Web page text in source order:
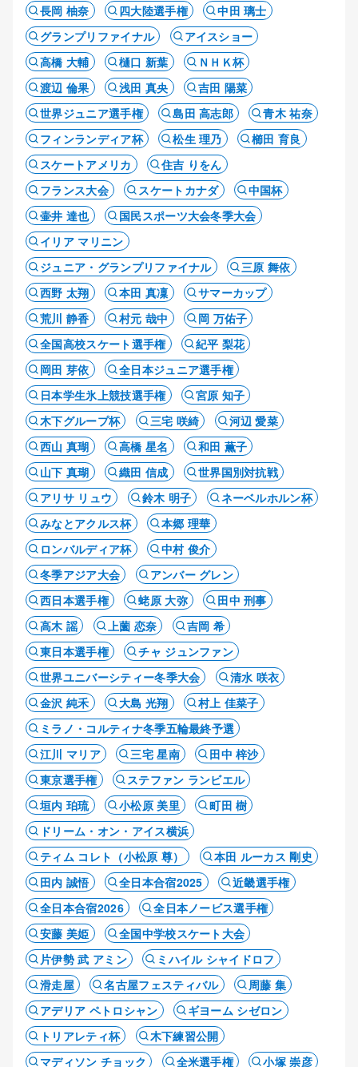
長岡 柚奈
四大陸選手権
中田 璃士
グランプリファイナル
アイスショー
高橋 大輔
樋口 新葉
ＮＨＫ杯
渡辺 倫果
浅田 真央
吉田 陽菜
世界ジュニア選手権
島田 高志郎
青木 祐奈
フィンランディア杯
松生 理乃
櫛田 育良
スケートアメリカ
住吉 りをん
フランス大会
スケートカナダ
中国杯
壷井 達也
国民スポーツ大会冬季大会
イリア マリニン
ジュニア・グランプリファイナル
三原 舞依
西野 太翔
本田 真凜
サマーカップ
荒川 静香
村元 哉中
岡 万佑子
全国高校スケート選手権
紀平 梨花
岡田 芽依
全日本ジュニア選手権
日本学生氷上競技選手権
宮原 知子
木下グループ杯
三宅 咲綺
河辺 愛菜
西山 真瑚
高橋 星名
和田 薫子
山下 真瑚
織田 信成
世界国別対抗戦
アリサ リュウ
鈴木 明子
ネーベルホルン杯
みなとアクルス杯
本郷 理華
ロンバルディア杯
中村 俊介
冬季アジア大会
アンバー グレン
西日本選手権
蛯原 大弥
田中 刑事
高木 謡
上薗 恋奈
吉岡 希
東日本選手権
チャ ジュンファン
世界ユニバーシティー冬季大会
清水 咲衣
金沢 純禾
大島 光翔
村上 佳菜子
ミラノ・コルティナ冬季五輪最終予選
江川 マリア
三宅 星南
田中 梓沙
東京選手権
ステファン ランビエル
垣内 珀琉
小松原 美里
町田 樹
ドリーム・オン・アイス横浜
ティム コレト（小松原 尊）
本田 ルーカス 剛史
田内 誠悟
全日本合宿2025
近畿選手権
全日本合宿2026
全日本ノービス選手権
安藤 美姫
全国中学校スケート大会
片伊勢 武 アミン
ミハイル シャイドロフ
滑走屋
名古屋フェスティバル
周藤 集
アデリア ペトロシャン
ギヨーム シゼロン
トリアレティ杯
木下練習公開
マディソン チョック
全米選手権 小塚 崇彦